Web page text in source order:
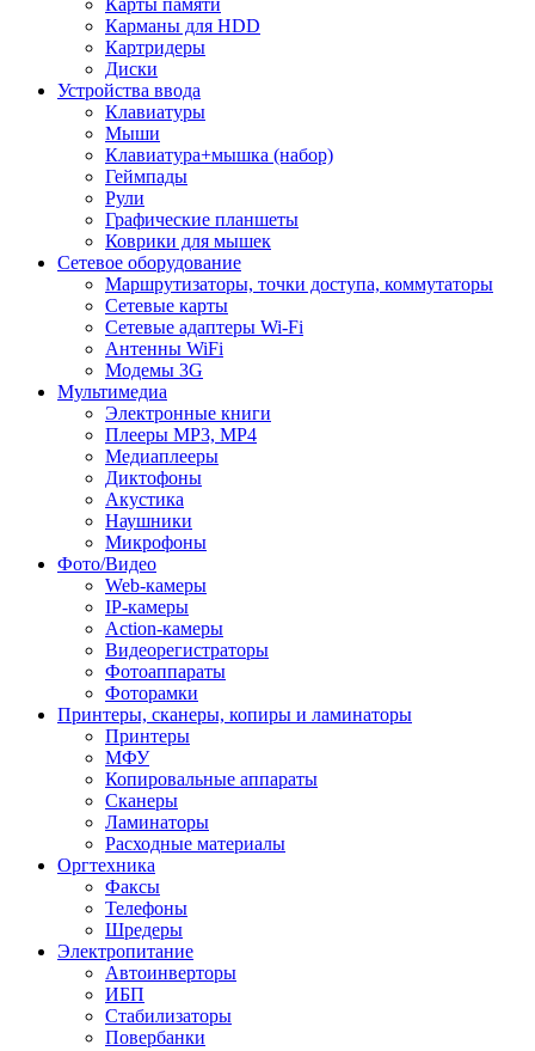
Карты памяти
Карманы для HDD
Картридеры
Диски
Устройства ввода
Клавиатуры
Мыши
Клавиатура+мышка (набор)
Геймпады
Рули
Графические планшеты
Коврики для мышек
Сетевое оборудование
Маршрутизаторы, точки доступа, коммутаторы
Сетевые карты
Сетевые адаптеры Wi-Fi
Антенны WiFi
Модемы 3G
Мультимедиа
Электронные книги
Плееры MP3, MP4
Медиаплееры
Диктофоны
Акустика
Наушники
Микрофоны
Фото/Видео
Web-камеры
IP-камеры
Action-камеры
Видеорегистраторы
Фотоаппараты
Фоторамки
Принтеры, сканеры, копиры и ламинаторы
Принтеры
МФУ
Копировальные аппараты
Сканеры
Ламинаторы
Расходные материалы
Оргтехника
Факсы
Телефоны
Шредеры
Электропитание
Автоинверторы
ИБП
Стабилизаторы
Повербанки